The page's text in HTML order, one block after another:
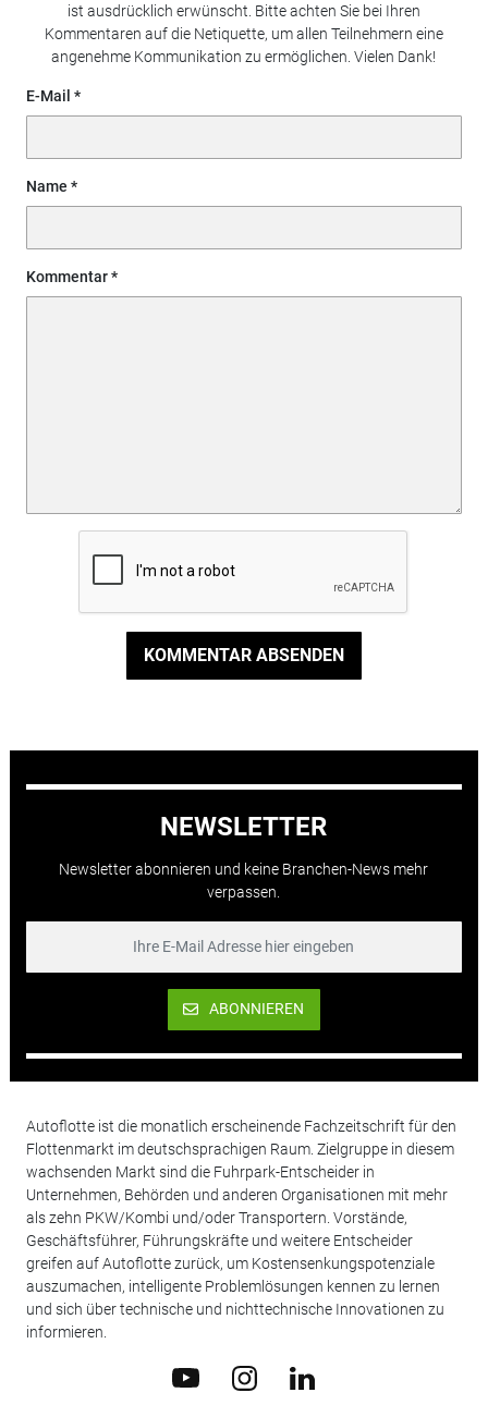
ist ausdrücklich erwünscht. Bitte achten Sie bei Ihren
Kommentaren auf die Netiquette, um allen Teilnehmern eine
angenehme Kommunikation zu ermöglichen. Vielen Dank!
E-Mail
Name
Kommentar
KOMMENTAR ABSENDEN
NEWSLETTER
Newsletter abonnieren und keine Branchen-News mehr
verpassen.
ABONNIEREN
Autoflotte ist die monatlich erscheinende Fachzeitschrift für den
Flottenmarkt im deutschsprachigen Raum. Zielgruppe in diesem
wachsenden Markt sind die Fuhrpark-Entscheider in
Unternehmen, Behörden und anderen Organisationen mit mehr
als zehn PKW/Kombi und/oder Transportern. Vorstände,
Geschäftsführer, Führungskräfte und weitere Entscheider
greifen auf Autoflotte zurück, um Kostensenkungspotenziale
auszumachen, intelligente Problemlösungen kennen zu lernen
und sich über technische und nichttechnische Innovationen zu
informieren.